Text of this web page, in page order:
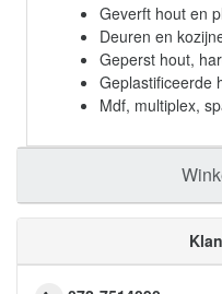
Geverft hout en
Deuren en
Geperst hout,
Geplastificeerde
Mdf, multiplex,